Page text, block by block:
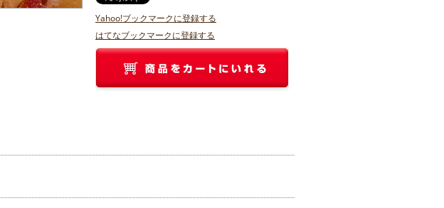
Yahoo!ブックマークに登録する
はてなブックマークに登録する